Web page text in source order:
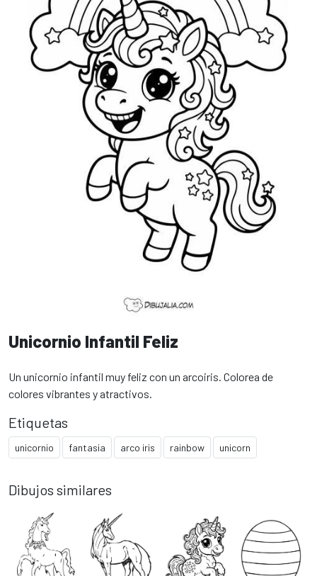
Unicornio Infantil Feliz
Un unicornio infantil muy feliz con un arcoiris. Colorea de
colores vibrantes y atractivos.
Etiquetas
unicornio fantasia arco iris rainbow unicorn
Dibujos similares